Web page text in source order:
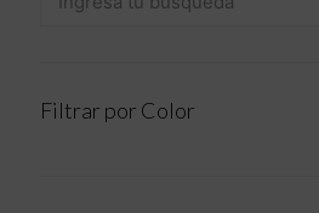
Filtrar por Color